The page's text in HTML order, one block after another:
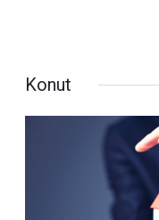
Konut